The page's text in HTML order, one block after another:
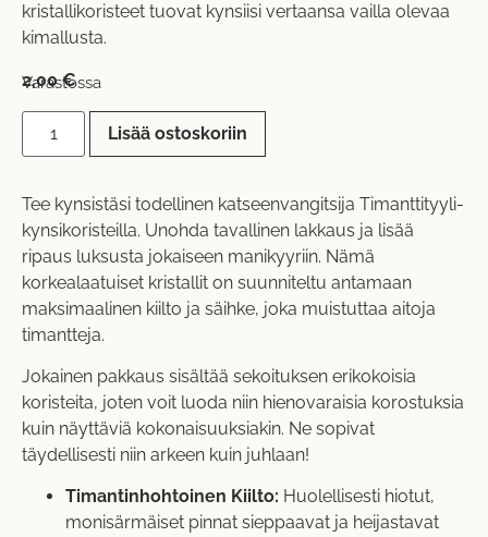
kristallikoristeet tuovat kynsiisi vertaansa vailla olevaa
kimallusta.
2,00€
Varastossa
Lisää ostoskoriin
Tee kynsistäsi todellinen katseenvangitsija Timanttityyli-
kynsikoristeilla. Unohda tavallinen lakkaus ja lisää
ripaus luksusta jokaiseen manikyyriin. Nämä
korkealaatuiset kristallit on suunniteltu antamaan
maksimaalinen kiilto ja säihke, joka muistuttaa aitoja
timantteja.
Jokainen pakkaus sisältää sekoituksen erikokoisia
koristeita, joten voit luoda niin hienovaraisia korostuksia
kuin näyttäviä kokonaisuuksiakin. Ne sopivat
täydellisesti niin arkeen kuin juhlaan!
Timantinhohtoinen Kiilto: Huolellisesti hiotut,
monisärmäiset pinnat sieppaavat ja heijastavat